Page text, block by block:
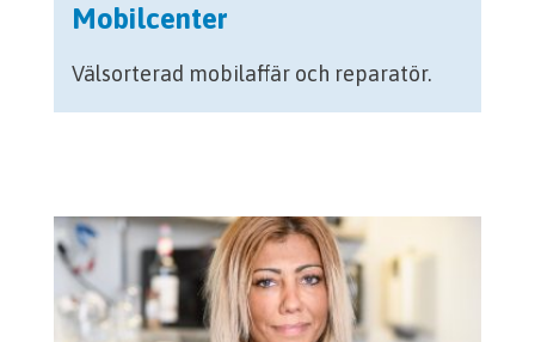
Mobilcenter
Välsorterad mobilaffär och reparatör.